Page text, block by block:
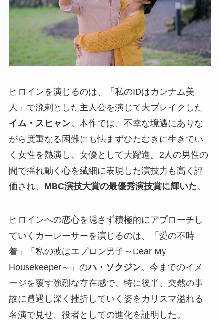
ヒロインを演じるのは、「私のIDはカンナム美
人」で溌剌とした主人公を演じて大ブレイクした
イム・スヒャン。本作では、不幸な境遇にありな
がら度重なる困難にも怯まずひたむきに生きてい
く女性を熱演し、女優として大躍進。2人の男性の
間で揺れ動く心を繊細に表現した演技力も高く評
価され、 MBC演技大賞の最優秀演技賞に輝いた。
ヒロインへの恋心を隠さず積極的にアプローチし
ていくカーレーサーを演じるのは、「愛の不時
着」「私の彼はエプロン男子～Dear My
Housekeeper～」のハ・ソクジン。今までのイメ
ージを覆す強烈な存在感で、特に後半、突然の事
故に遭遇し深く挫折していく姿をカリスマ溢れる
名演で見せ、役者としての進化を証明した。